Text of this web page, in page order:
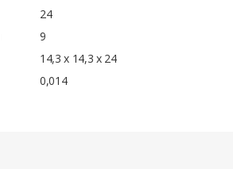
24
9
14,3 х 14,3 х 24
0,014